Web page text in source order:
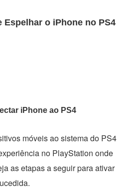
Espelhar o iPhone no PS4
iPhone ao PS4
móveis ao sistema do PS4
no PlayStation onde
as etapas a seguir para ativar